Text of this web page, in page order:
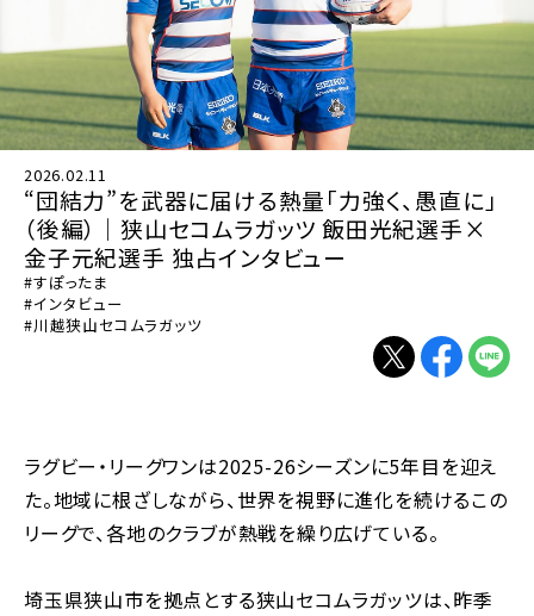
2026.02.11
“団結力”を武器に届ける熱量「力強く、愚直に」
（後編）｜狭山セコムラガッツ 飯田光紀選手×
金子元紀選手 独占インタビュー
#すぽったま
#インタビュー
#川越狭山セコムラガッツ
ラグビー・リーグワンは2025-26シーズンに5年目を迎え
た。地域に根ざしながら、世界を視野に進化を続けるこの
リーグで、各地のクラブが熱戦を繰り広げている。
埼玉県狭山市を拠点とする狭山セコムラガッツは、昨季